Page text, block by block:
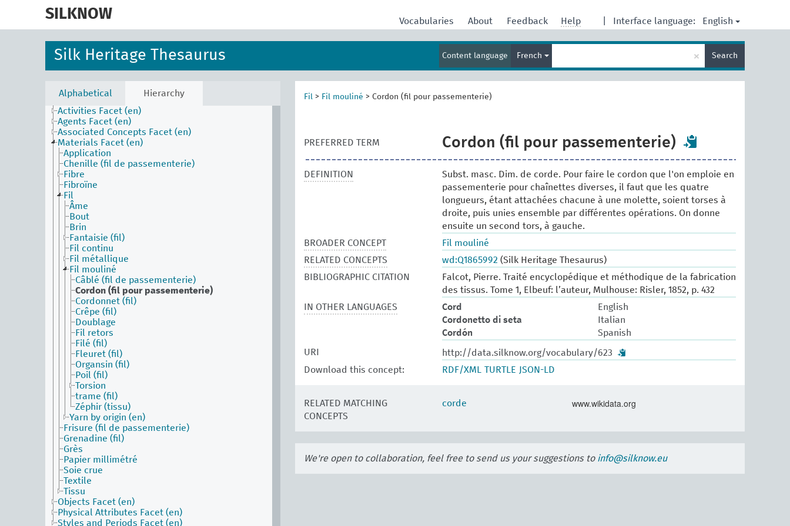
SILKNOW Interface language: English
Vocabularies About Feedback Help
Silk Heritage Thesaurus Content language French
term
× Search
Alphabetical
Hierarchy
Activities Facet (en)
Agents Facet (en)
Associated Concepts Facet (en)
Materials Facet (en)
Application
Chenille (fil de passementerie)
Fibre
Fibroïne
Fil
Âme
Bout
Brin
Fantaisie (fil)
Fil continu
Fil métallique
Fil mouliné
Câblé (fil de passementerie)
Cordon (fil pour passementerie)
Cordonnet (fil)
Crêpe (fil)
Doublage
Fil retors
Filé (fil)
Fleuret (fil)
Organsin (fil)
Poil (fil)
Torsion
trame (fil)
Zéphir (tissu)
Yarn by origin (en)
Frisure (fil de passementerie)
Grenadine (fil)
Grès
Papier millimétré
Soie crue
Textile
Tissu
Objects Facet (en)
Physical Attributes Facet (en)
Styles and Periods Facet (en)
Fil > Fil mouliné > Cordon (fil pour passementerie)
PREFERRED TERM Cordon (fil pour passementerie)
DEFINITION
Subst. masc. Dim. de corde. Pour faire le cordon que l'on emploie en
passementerie pour chaînettes diverses, il faut que les quatre
longueurs, étant attachées chacune à une molette, soient torses à
droite, puis unies ensemble par différentes opérations. On donne
ensuite un second tors, à gauche.
BROADER CONCEPT
Fil mouliné
RELATED CONCEPTS
wd:Q1865992 (Silk Heritage Thesaurus)
BIBLIOGRAPHIC CITATION
Falcot, Pierre. Traité encyclopédique et méthodique de la fabrication
des tissus. Tome 1, Elbeuf: l’auteur, Mulhouse: Risler, 1852, p. 432
IN OTHER LANGUAGES
Cord
English
Cordonetto di seta
Italian
Cordón
Spanish
URI
http://data.silknow.org/vocabulary/623
Download this concept:
RDF/XML TURTLE JSON-LD
RELATED MATCHING
CONCEPTS
corde www.wikidata.org
We're open to collaboration, feel free to send us your suggestions to info@silknow.eu